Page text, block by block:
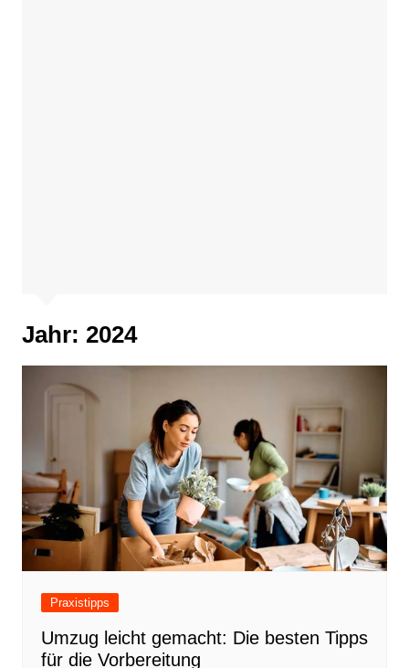
Jahr: 2024
Praxistipps
Umzug leicht gemacht: Die besten Tipps
für die Vorbereitung